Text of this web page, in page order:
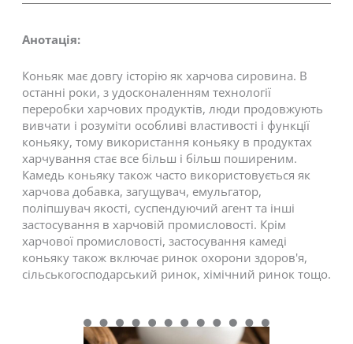
Анотація:
Коньяк має довгу історію як харчова сировина. В
останні роки, з удосконаленням технології
переробки харчових продуктів, люди продовжують
вивчати і розуміти особливі властивості і функції
коньяку, тому використання коньяку в продуктах
харчування стає все більш і більш поширеним.
Камедь коньяку також часто використовується як
харчова добавка, загущувач, емульгатор,
поліпшувач якості, суспендуючий агент та інші
застосування в харчовій промисловості. Крім
харчової промисловості, застосування камеді
коньяку також включає ринок охорони здоров'я,
сільськогосподарський ринок, хімічний ринок тощо.